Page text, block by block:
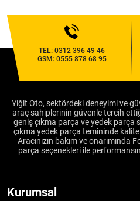
TEL:0312 396 49 46
GSM: 0555 878 68 95
Yiğit Oto, sektördeki deneyimi ve
araç sahiplerinin güvenle tercih
geniş çıkma parça ve yedek parça
çıkma yedek parça temininde
Aracınızın bakım ve onarımında
parça seçenekleri ile
Kurumsal